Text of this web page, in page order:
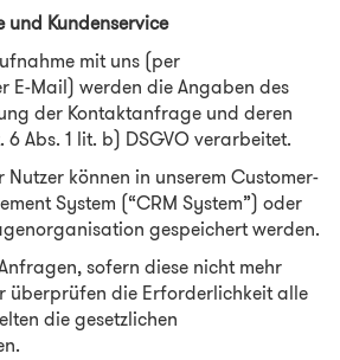
und Kundenservice
mit uns (per
E-Mail) werden die Angaben des
der Kontaktanfrage und deren
Abs. 1 lit. b) DSGVO verarbeitet.
Nutzer können in unserem Customer-
System (“CRM System”) oder
gespeichert werden.
sofern diese nicht mehr
überprüfen die Erforderlichkeit alle
die gesetzlichen